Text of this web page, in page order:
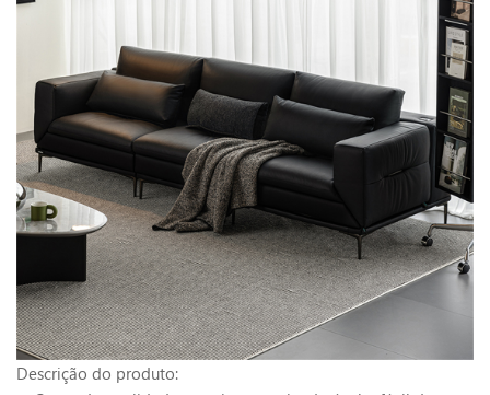
Descrição do produto: